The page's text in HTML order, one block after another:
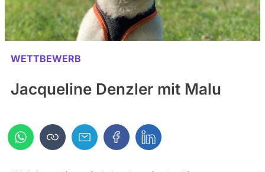
WETTBEWERB
Jacqueline Denzler mit Malu